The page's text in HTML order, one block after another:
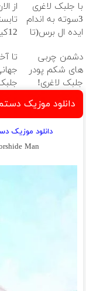
با جلبک لاغری
3سوته به اندام
ایده ال برس(تا
ویژه)
از
دشمن چربی
های شکم پودر
جلبک لاغری!
گیاهی+تاثیر
فوری
تا
دانلود موزیک
دانلود موزیک
Man